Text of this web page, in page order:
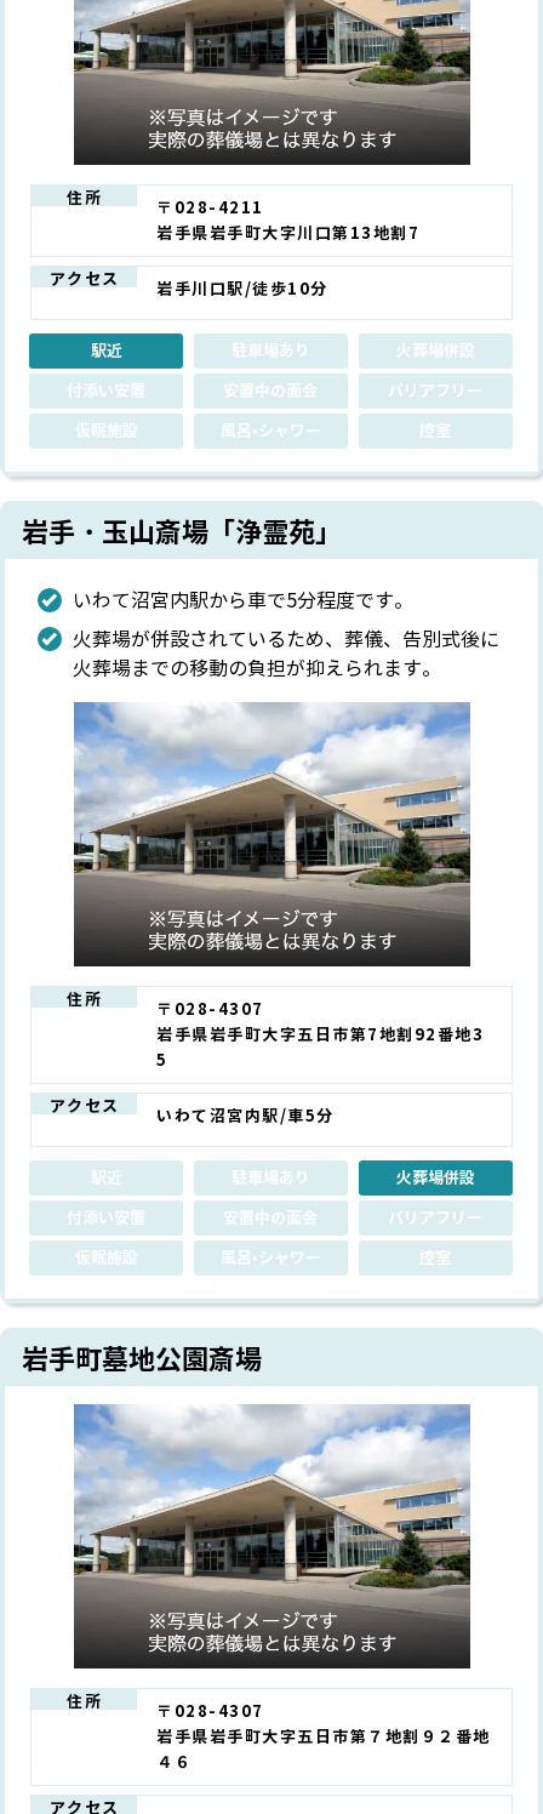
住所
〒028-4211
岩手県岩手町大字川口第13地割7
アクセス 岩手川口駅/徒歩10分
駅近 駐車場あり
火葬場併設
付添い安置
安置中の面会
バリアフリー
仮眠施設
風呂•シャワー 控室
岩手・玉山斎場「浄霊苑」
いわて沼宮内駅から車で5分程度です。
火葬場が併設されているため、葬儀、告別式後に
火葬場までの移動の負担が抑えられます。
住所
〒028-4307
岩手県岩手町大字五日市第7地割92番地3
5
アクセス いわて沼宮内駅/車5分
駅近 駐車場あり
火葬場併設
付添い安置
安置中の面会
バリアフリー
仮眠施設
風呂•シャワー 控室
岩手町墓地公園斎場
住所
〒028-4307
岩手県岩手町大字五日市第７地割９２番地
４６
アクセス